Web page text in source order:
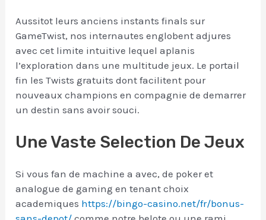
Aussitot leurs anciens instants finals sur
GameTwist, nos internautes englobent adjures
avec cet limite intuitive lequel aplanis
l’exploration dans une multitude jeux. Le portail
fin les Twists gratuits dont facilitent pour
nouveaux champions en compagnie de demarrer
un destin sans avoir souci.
Une Vaste Selection De Jeux
Si vous fan de machine a avec, de poker et
analogue de gaming en tenant choix
academiques https://bingo-casino.net/fr/bonus-